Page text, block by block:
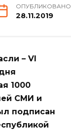
ОПУБЛИКОВАНО
28.11.2019
– VI
1000
СМИ и
подписан